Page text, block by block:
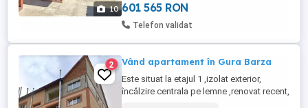
10 601 565 RON
Telefon validat
2 Vând apartament în Gura Barza
Este situat la etajul 1 ,izolat exterior,
încălzire centrala pe lemne ,renovat recent,